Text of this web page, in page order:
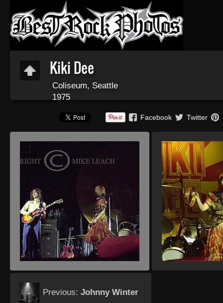
Kiki Dee
Coliseum, Seattle
1975
Facebook Twitter
Previous: Johnny Winter